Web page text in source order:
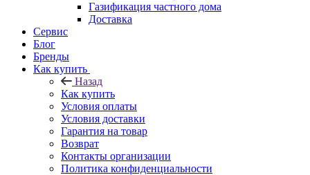
Газификация частного дома
Доставка
Сервис
Блог
Бренды
Как купить
Назад
Как купить
Условия оплаты
Условия доставки
Гарантия на товар
Возврат
Контакты организации
Политика конфиденциальности